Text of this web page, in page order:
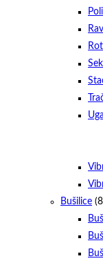
Bušilice